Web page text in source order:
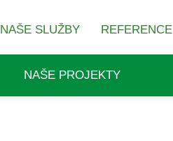
NAŠE SLUŽBY REFERENCE
NAŠE PROJEKTY